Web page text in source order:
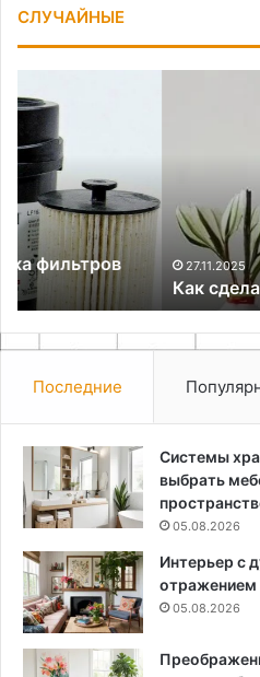
СЛУЧАЙНЫЕ
сделать
из
подручных
материалов
27.11.2025
Как сделать вазу из
Последние
Системы
выбрать
05.08.2026
Интерьер с
отражением
05.08.2026